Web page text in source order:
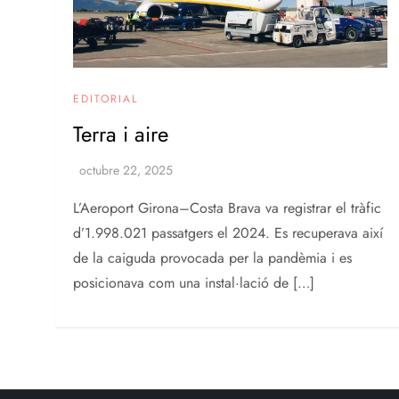
EDITORIAL
Terra i aire
L’Aeroport Girona–Costa Brava va registrar el tràfic
d’1.998.021 passatgers el 2024. Es recuperava així
de la caiguda provocada per la pandèmia i es
posicionava com una instal·lació de […]